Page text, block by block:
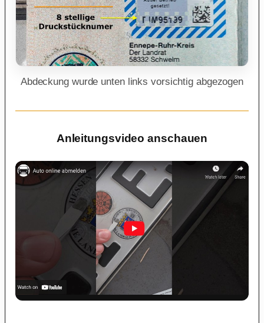
Abdeckung wurde unten links vorsichtig abgezogen
Anleitungsvideo anschauen